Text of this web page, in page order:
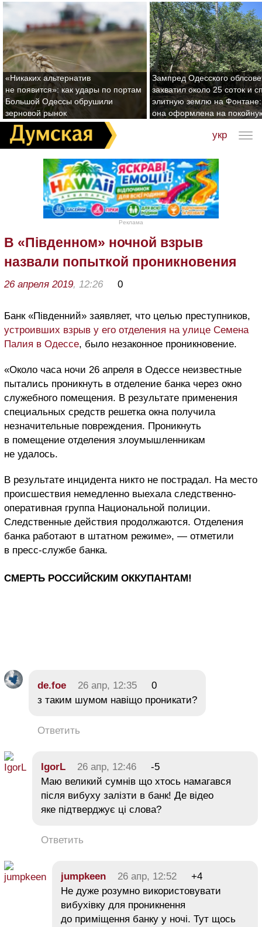
«Никаких альтернатив
не появится»: как удары по портам
Большой Одессы обрушили
зерновой рынок
Зампред Одесского
захватил около 25 соток и
элитную землю на Фонтане:
она оформлена на
укр
Реклама
В «Південном» ночной взрыв
назвали попыткой проникновения
26 апреля 2019, 12:26 0
Банк «Південний» заявляет, что целью преступников,
устроивших взрыв у его отделения на улице Семена
Палия в Одессе, было незаконное проникновение.
«Около часа ночи 26 апреля в Одессе неизвестные
пытались проникнуть в отделение банка через окно
служебного помещения. В результате применения
специальных средств решетка окна получила
незначительные повреждения. Проникнуть
в помещение отделения злоумышленникам
не удалось.
В результате инцидента никто не пострадал. На место
происшествия немедленно выехала следственно-
оперативная группа Национальной полиции.
Следственные действия продолжаются. Отделения
банка работают в штатном режиме», — отметили
в пресс-службе банка.
СМЕРТЬ РОССИЙСКИМ ОККУПАНТАМ!
de.foe 26 апр, 12:35
0
з таким шумом навіщо проникати?
Ответить
IgorL 26 апр, 12:46
-5
Маю великий сумнів що хтось намагався
після вибуху залізти в банк! Де відео
яке підтверджує ці слова?
Ответить
jumpkeen 26 апр, 12:52
+4
Не дуже розумно використовувати
вибухівку для проникнення
до приміщення банку у ночі. Тут щось